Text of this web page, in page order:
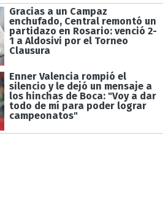
Gracias a un Campaz
enchufado, Central remontó un
partidazo en Rosario: venció 2-
1 a Aldosivi por el Torneo
Clausura
Enner Valencia rompió el
silencio y le dejó un mensaje a
los hinchas de Boca: "Voy a dar
todo de mí para poder lograr
campeonatos"